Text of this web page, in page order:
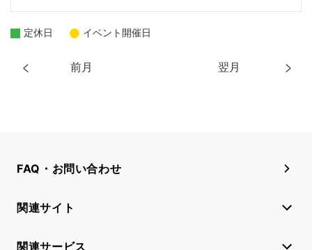
前月 翌月
定休日 イベント開催日
FAQ・お問い合わせ
関連サイト
関連サービス